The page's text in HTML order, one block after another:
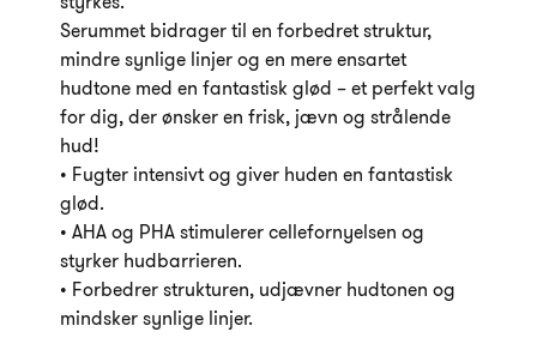
Serummet bidrager til en forbedret struktur,
mindre synlige linjer og en mere ensartet
hudtone med en fantastisk glød – et perfekt valg
for dig, der ønsker en frisk, jævn og strålende
hud!
• Fugter intensivt og giver huden en fantastisk
glød.
• AHA og PHA stimulerer cellefornyelsen og
styrker hudbarrieren.
• Forbedrer strukturen, udjævner hudtonen og
mindsker synlige linjer.